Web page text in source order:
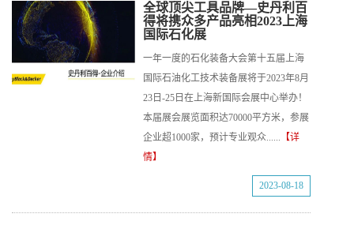
全球顶尖工具品牌—史丹利百
得将携众多产品亮相2023上海
国际石化展
一年一度的石化装备大会第十五届上海
国际石油化工技术装备展将于2023年8月
23日-25日在上海新国际会展中心举办！
本届展会展览面积达70000平方米，参展
企业超1000家，预计专业观众...... 【详
情】
2023-08-18